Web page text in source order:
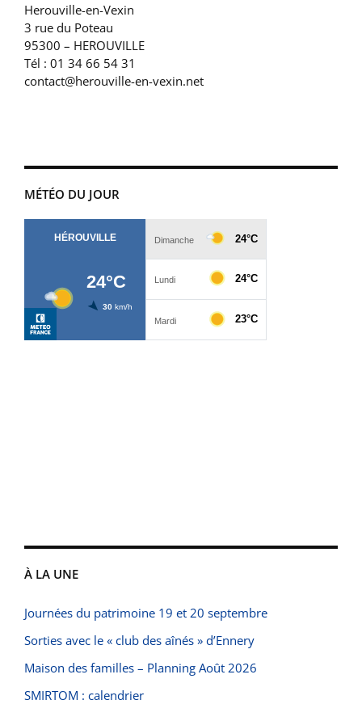
Herouville-en-Vexin
3 rue du Poteau
95300 – HEROUVILLE
Tél : 01 34 66 54 31
contact@herouville-en-vexin.net
MÉTÉO DU JOUR
À LA UNE
Journées du patrimoine 19 et 20 septembre
Sorties avec le « club des aînés » d’Ennery
Maison des familles – Planning Août 2026
SMIRTOM : calendrier